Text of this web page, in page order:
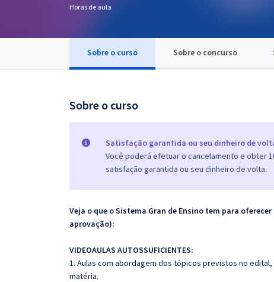
OAB
Questões grátis
Conteúdo gratuito
Horas de aula
Sobre o curso Sobre o concurso
Sobre o curso
Satisfação garantida ou seu dinheiro de
Você poderá efetuar o cancelamento e obter
satisfação garantida ou seu dinheiro de volta.
Veja o que o Sistema Gran de Ensino tem para
aprovação):
VIDEOAULAS AUTOSSUFICIENTES:
1. Aulas com abordagem dos tópicos previstos no
matéria.